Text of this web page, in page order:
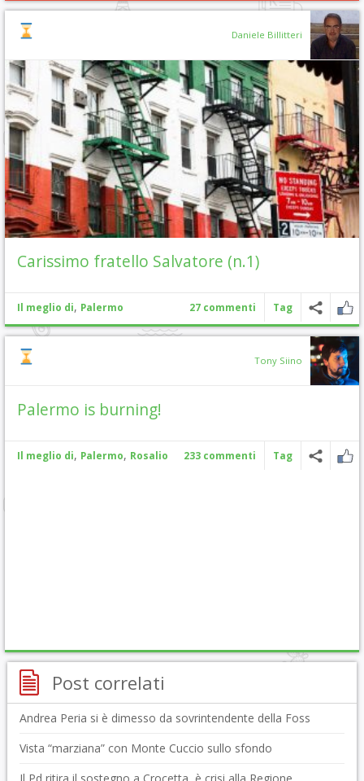
Daniele Billitteri
Carissimo fratello Salvatore (n.1)
Il meglio di, Palermo 27 commenti Tag
Tony Siino
Palermo is burning!
Il meglio di, Palermo, Rosalio 233 commenti Tag
Post correlati
Andrea Peria si è dimesso da sovrintendente della Foss
Vista “marziana” con Monte Cuccio sullo sfondo